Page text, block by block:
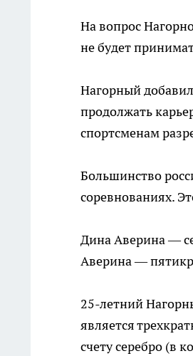
На вопрос
не будет
Нагорный
продолжать
спортсменам
Большинство
соревнованиях.
Дина Аверина —
Аверина —
25-летний
является
счету серебро (в